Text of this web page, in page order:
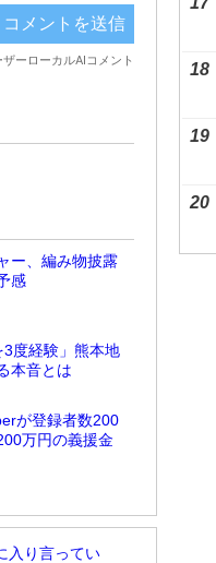
ー、編み物披露
感
度経験」熊本地
本音とは
が登録者数200
万円の義援金
入り言ってい
18
19
20